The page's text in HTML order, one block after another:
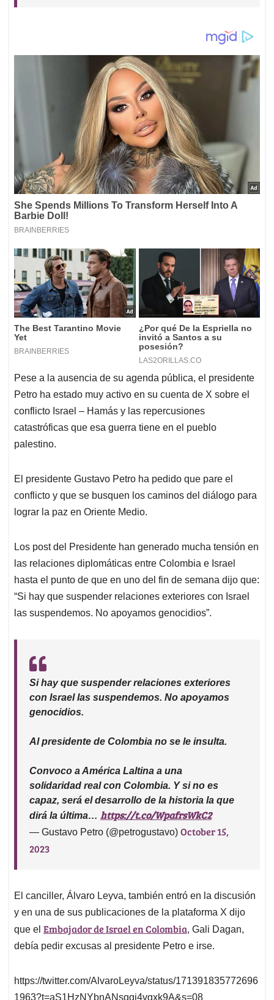
Pese a la ausencia de su agenda pública, el presidente
Petro ha estado muy activo en su cuenta de X sobre el
conflicto Israel – Hamás y las repercusiones
catastróficas que esa guerra tiene en el pueblo
palestino.
El presidente Gustavo Petro ha pedido que pare el
conflicto y que se busquen los caminos del diálogo para
lograr la paz en Oriente Medio.
Los post del Presidente han generado mucha tensión en
las relaciones diplomáticas entre Colombia e Israel
hasta el punto de que en uno del fin de semana dijo que:
“Si hay que suspender relaciones exteriores con Israel
las suspendemos. No apoyamos genocidios”.
Si hay que suspender relaciones exteriores
con Israel las suspendemos. No apoyamos
genocidios.
Al presidente de Colombia no se le insulta.
Convoco a América Laltina a una
solidaridad real con Colombia. Y si no es
capaz, será el desarrollo de la historia la que
dirá la última… https://t.co/WpafrsWkC2
— Gustavo Petro (@petrogustavo) October 15,
2023
El canciller, Álvaro Leyva, también entró en la discusión
y en una de sus publicaciones de la plataforma X dijo
que el Embajador de Israel en Colombia, Gali Dagan,
debía pedir excusas al presidente Petro e irse.
https://twitter.com/AlvaroLeyva/status/171391835772696
1963?t=aS1HzNYbnANsqgj4vgxk9A&s=08